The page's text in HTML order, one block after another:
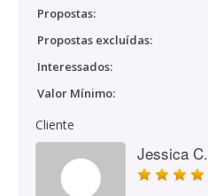
Propostas:
Propostas excluídas:
Interessados:
Valor Mínimo:
Cliente
Jessica C.